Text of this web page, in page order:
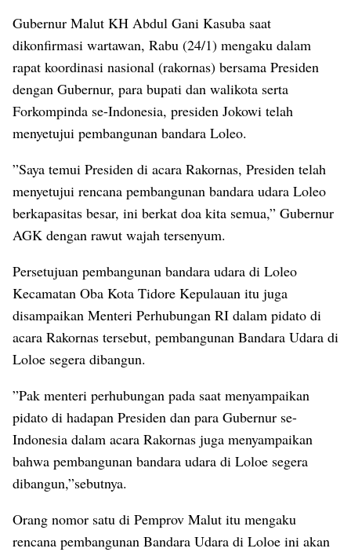
Gubernur Malut KH Abdul Gani Kasuba saat
dikonfirmasi wartawan, Rabu (24/1) mengaku dalam
rapat koordinasi nasional (rakornas) bersama Presiden
dengan Gubernur, para bupati dan walikota serta
Forkompinda se-Indonesia, presiden Jokowi telah
menyetujui pembangunan bandara Loleo.
”Saya temui Presiden di acara Rakornas, Presiden telah
menyetujui rencana pembangunan bandara udara Loleo
berkapasitas besar, ini berkat doa kita semua,” Gubernur
AGK dengan rawut wajah tersenyum.
Persetujuan pembangunan bandara udara di Loleo
Kecamatan Oba Kota Tidore Kepulauan itu juga
disampaikan Menteri Perhubungan RI dalam pidato di
acara Rakornas tersebut, pembangunan Bandara Udara di
Loloe segera dibangun.
”Pak menteri perhubungan pada saat menyampaikan
pidato di hadapan Presiden dan para Gubernur se-
Indonesia dalam acara Rakornas juga menyampaikan
bahwa pembangunan bandara udara di Loloe segera
dibangun,”sebutnya.
Orang nomor satu di Pemprov Malut itu mengaku
rencana pembangunan Bandara Udara di Loloe ini akan